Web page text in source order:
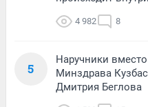
4 982 8
5
Наручники
Минздрава
Дмитрия Беглова